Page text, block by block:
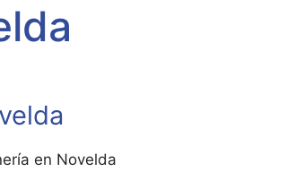
en Novelda